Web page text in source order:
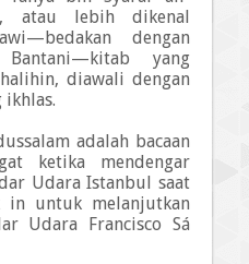
atau lebih dikenal
dengan
yang
diawali dengan
ikhlas.
adalah bacaan
ketika mendengar
Udara Istanbul saat
in untuk melanjutkan
Udara Francisco Sá